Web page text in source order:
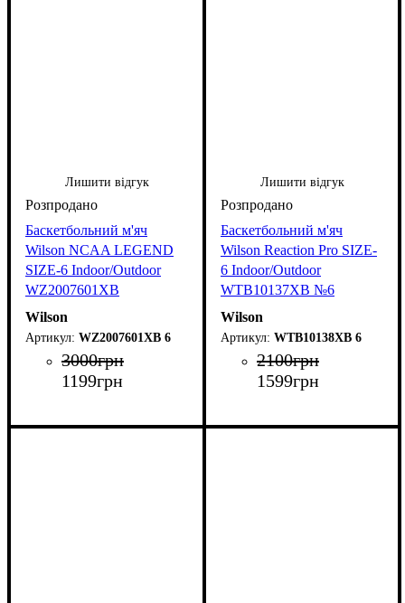
Лишити відгук
Баскетбольний м'яч
Wilson NCAA LEGEND
SIZE-6 Indoor/Outdoor
WZ2007601XB
Wilson
WZ2007601XB 6
3000грн
1199грн
Лишити відгук
Баскетбольний м'яч
Wilson Reaction Pro SIZE-
6 Indoor/Outdoor
WTB10137XB №6
Wilson
WTB10138XB 6
2100грн
1599грн